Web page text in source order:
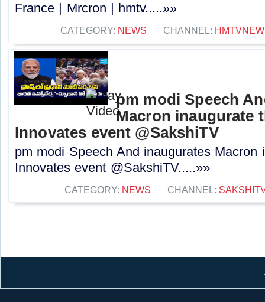
France | Mrcron | hmtv.....»»
CATEGORY: NEWS CHANNEL:
pm modi Speech
Macron inaugurate
Innovates event @SakshiTV
pm modi Speech And inaugurates Macron
Innovates event @SakshiTV.....»»
CATEGORY: NEWS CHANNEL: